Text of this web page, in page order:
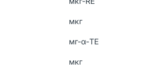
мкг
мг-α-TE
мкг